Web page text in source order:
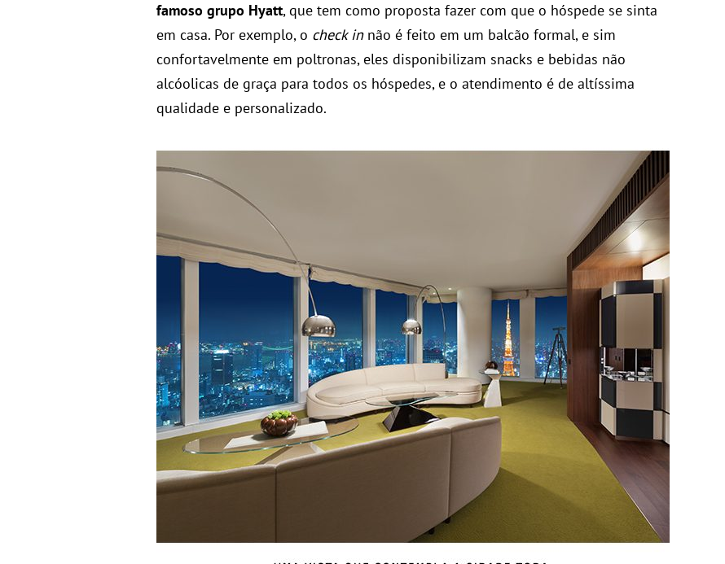
famoso grupo Hyatt, que tem como proposta fazer com que o hóspede se sinta
em casa. Por exemplo, o check innão é feito em um balcão formal, e sim
confortavelmente em poltronas, eles disponibilizam snacks e bebidas não
alcóolicas de graça para todos os hóspedes, e o atendimento é de altíssima
qualidade e personalizado.